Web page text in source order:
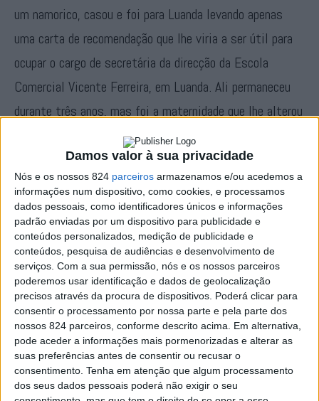
Damos valor à sua privacidade
Nós e os nossos 824 parceiros armazenamos e/ou acedemos a
informações num dispositivo, como cookies, e processamos
dados pessoais, como identificadores únicos e informações
padrão enviadas por um dispositivo para publicidade e
conteúdos personalizados, medição de publicidade e
conteúdos, pesquisa de audiências e desenvolvimento de
serviços. Com a sua permissão, nós e os nossos parceiros
poderemos usar identificação e dados de geolocalização
precisos através da procura de dispositivos. Poderá clicar para
consentir o processamento por nossa parte e pela parte dos
nossos 824 parceiros, conforme descrito acima. Em alternativa,
pode aceder a informações mais pormenorizadas e alterar as
suas preferências antes de consentir ou recusar o
consentimento. Tenha em atenção que algum processamento
dos seus dados pessoais poderá não exigir o seu
um namorico, casou e foi para Luanda levando apenas
uma carta de recomendação que lhe viria a ser útil para
ocupar o cargo de secretária da direcção da Escola
Comercial Vicente Ferreira, em Luanda. Ali permaneceu
durante três anos, mas foi a maternidade que lhe alterou
o rumo da vida. «O meu filho tinha uma doença de pele e
não podia ficar em Angola, por isso, e porque não queria
perder o amor dele, vim para Portalegre e cá fiquei»,
refere.
Pouco depois um anúncio do jornal “O Distrito de
Portalegre”, onde o seu pai exercia a função de tipógrafo,
a dar conta da abertura do curso de enfermagem, viria a
abrir-lhe os horizontes profissionais. «Disse logo que
queria ir, o meu pai incentivou-me, mas a minha mãe não
achou muita graça». Ainda assim «fui lá, inscrevi-me e
dissera-me que eram precisos 30 alunos para o curso